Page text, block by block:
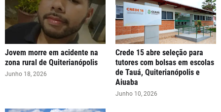
Jovem morre em acidente na
zona rural de Quiterianópolis
Junho 18, 2026
Crede 15 abre seleção para
tutores com bolsas em escolas
de Tauá, Quiterianópolis e
Aiuaba
Junho 10, 2026